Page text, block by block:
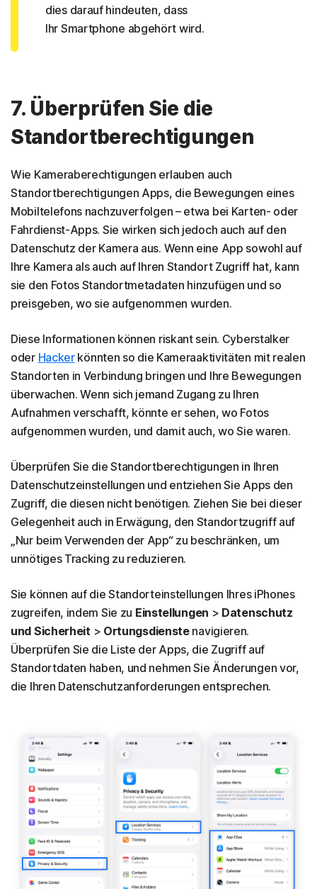
dies darauf hindeuten, dass
Ihr Smartphone abgehört wird.
7. Überprüfen Sie die
Standortberechtigungen
Wie Kameraberechtigungen erlauben auch
Standortberechtigungen Apps, die Bewegungen eines
Mobiltelefons nachzuverfolgen – etwa bei Karten- oder
Fahrdienst-Apps. Sie wirken sich jedoch auch auf den
Datenschutz der Kamera aus. Wenn eine App sowohl auf
Ihre Kamera als auch auf Ihren Standort Zugriff hat, kann
sie den Fotos Standortmetadaten hinzufügen und so
preisgeben, wo sie aufgenommen wurden.
Diese Informationen können riskant sein. Cyberstalker
oder Hackerkönnten so die Kameraaktivitäten mit realen
Standorten in Verbindung bringen und Ihre Bewegungen
überwachen. Wenn sich jemand Zugang zu Ihren
Aufnahmen verschafft, könnte er sehen, wo Fotos
aufgenommen wurden, und damit auch, wo Sie waren.
Überprüfen Sie die Standortberechtigungen in Ihren
Datenschutzeinstellungen und entziehen Sie Apps den
Zugriff, die diesen nicht benötigen. Ziehen Sie bei dieser
Gelegenheit auch in Erwägung, den Standortzugriff auf
„Nur beim Verwenden der App“ zu beschränken, um
unnötiges Tracking zu reduzieren.
Sie können auf die Standorteinstellungen Ihres iPhones
zugreifen, indem Sie zu Einstellungen > Datenschutz
und Sicherheit > Ortungsdienstenavigieren.
Überprüfen Sie die Liste der Apps, die Zugriff auf
Standortdaten haben, und nehmen Sie Änderungen vor,
die Ihren Datenschutzanforderungen entsprechen.